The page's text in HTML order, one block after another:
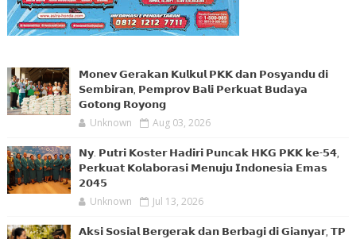
𝗠𝗼𝗻𝗲𝘃 𝗚𝗲𝗿𝗮𝗸𝗮𝗻 𝗞𝘂𝗹𝗸𝘂𝗹 𝗣𝗞𝗞 𝗱𝗮𝗻 𝗣𝗼𝘀𝘆𝗮𝗻𝗱𝘂 𝗱𝗶
𝗦𝗲𝗺𝗯𝗶𝗿𝗮𝗻, 𝗣𝗲𝗺𝗽𝗿𝗼𝘃 𝗕𝗮𝗹𝗶 𝗣𝗲𝗿𝗸𝘂𝗮𝘁 𝗕𝘂𝗱𝗮𝘆𝗮
𝗚𝗼𝘁𝗼𝗻𝗴 𝗥𝗼𝘆𝗼𝗻𝗴
Unknown Aug 03, 2026
𝗡𝘆. 𝗣𝘂𝘁𝗿𝗶 𝗞𝗼𝘀𝘁𝗲𝗿 𝗛𝗮𝗱𝗶𝗿𝗶 𝗣𝘂𝗻𝗰𝗮𝗸 𝗛𝗞𝗚 𝗣𝗞𝗞 𝗸𝗲-𝟱𝟰,
𝗣𝗲𝗿𝗸𝘂𝗮𝘁 𝗞𝗼𝗹𝗮𝗯𝗼𝗿𝗮𝘀𝗶 𝗠𝗲𝗻𝘂𝗷𝘂 𝗜𝗻𝗱𝗼𝗻𝗲𝘀𝗶𝗮 𝗘𝗺𝗮𝘀
𝟮𝟬𝟰𝟱
Unknown Jul 13, 2026
𝗔𝗸𝘀𝗶 𝗦𝗼𝘀𝗶𝗮𝗹 𝗕𝗲𝗿𝗴𝗲𝗿𝗮𝗸 𝗱𝗮𝗻 𝗕𝗲𝗿𝗯𝗮𝗴𝗶 𝗱𝗶 𝗚𝗶𝗮𝗻𝘆𝗮𝗿, 𝗧𝗣